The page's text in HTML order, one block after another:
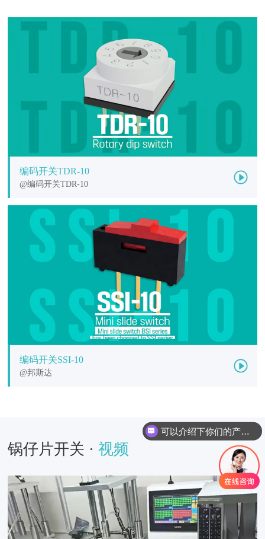
编码开关TDR-10
@编码开关TDR-10
编码开关SSI-10
@邦斯达
锅仔片开关 ·视频
可以介绍下你们的产品么